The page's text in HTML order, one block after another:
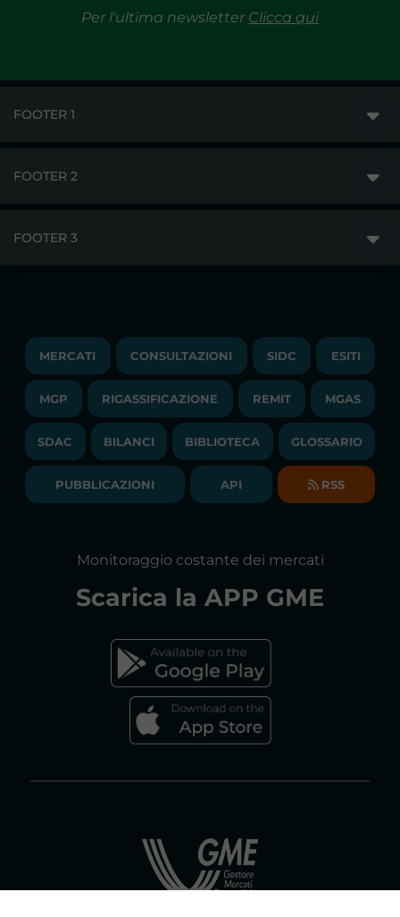
Per l'ultima newsletter Clicca qui
FOOTER 1
PUBBLICAZIONI
COMUNICATI/NEWS
NEWSLETTER
BILANCI DI ESERCIZIO
FOOTER 2
LAVORA CON NOI
BANDI DI GARA E CONTRATTI
SOCIETA' TRASPARENTE
FOOTER 3
TRAYPORT M. ELETTRICO
LIQUIDITY PROVIDERS
BIBLIOTECA
GLOSSARIO
DICHIARAZIONE DI ACCESSIBILITÀ
FAQs MERCATO ELETTRICO
MERCATI CONSULTAZIONI SIDC ESITI
MGP RIGASSIFICAZIONE REMIT MGAS
SDAC BILANCI BIBLIOTECA GLOSSARIO
PUBBLICAZIONI API RSS
Monitoraggio costante dei mercati
Scarica la APP GME